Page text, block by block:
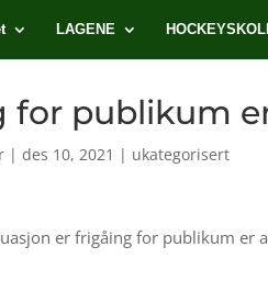
LAGENE
for publikum
|des 10, 2021 | ukategorisert
er frigåing for publikum er